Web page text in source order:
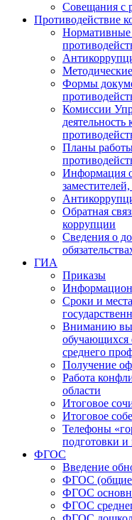
Совещания с
Противодействие
Нормативные
Формы
Комиссии
Планы
Информация
Обратная
коррупции
Сведения о
ГИА
Приказы
Сроки и
Вниманию
обучающихся
среднего
Получение
Работа
области
Итоговое
Итоговое
Телефоны
подготовки
ФГОС
Введение
ФГОС (общие
ФГОС
ФГОС